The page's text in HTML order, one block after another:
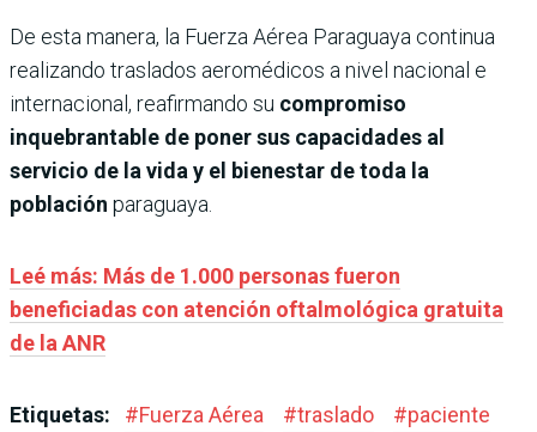
De esta manera, la Fuerza Aérea Paraguaya continua
realizando traslados aeromédicos a nivel nacional e
internacional, reafirmando su compromiso
inquebrantable de poner sus capacidades al
servicio de la vida y el bienestar de toda la
población paraguaya.
Leé más: Más de 1.000 personas fueron
beneficiadas con atención oftalmológica gratuita
de la ANR
Etiquetas: #Fuerza Aérea #traslado #paciente